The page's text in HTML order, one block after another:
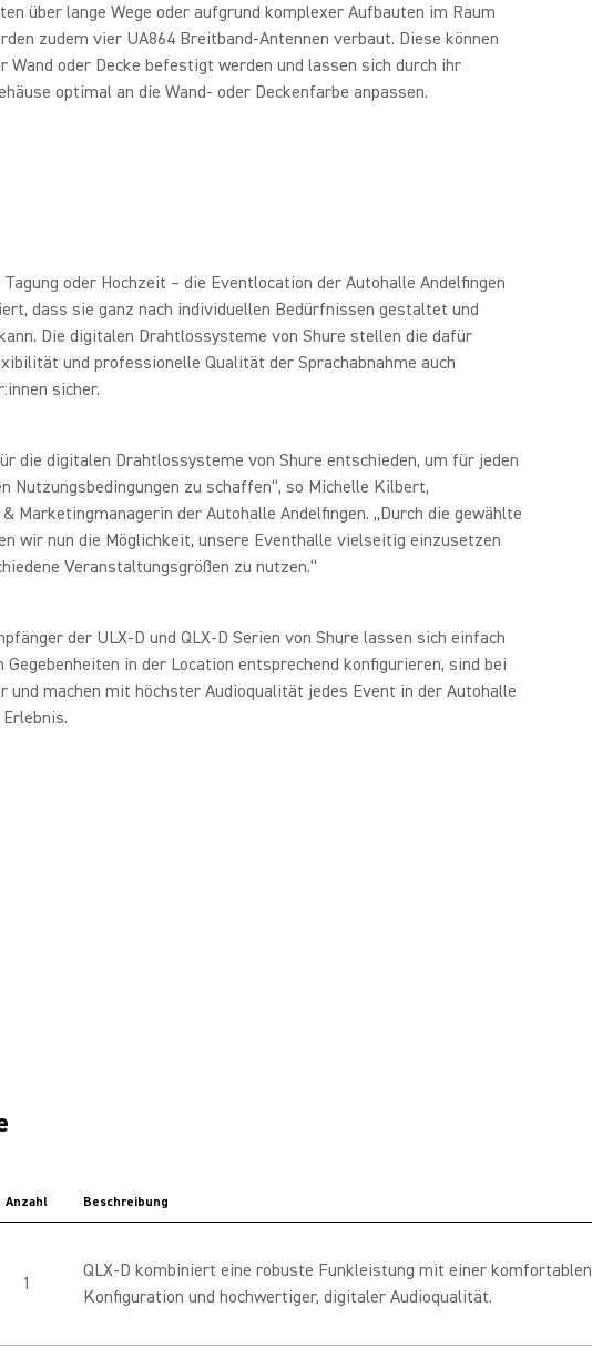
über lange Wege oder aufgrund komplexer Aufbauten im Raum
zudem vier UA864 Breitband-Antennen verbaut. Diese können
Wand oder Decke befestigt werden und lassen sich durch ihr
optimal an die Wand- oder Deckenfarbe anpassen.
oder Hochzeit – die Eventlocation der Autohalle Andelfingen
dass sie ganz nach individuellen Bedürfnissen gestaltet und
Die digitalen Drahtlossysteme von Shure stellen die dafür
und professionelle Qualität der Sprachabnahme auch
sicher.
die digitalen Drahtlossysteme von Shure entschieden, um für jeden
Nutzungsbedingungen zu schaffen“, so Michelle Kilbert,
Marketingmanagerin der Autohalle Andelfingen. „Durch die gewählte
wir nun die Möglichkeit, unsere Eventhalle vielseitig einzusetzen
Veranstaltungsgrößen zu nutzen.“
der ULX-D und QLX-D Serien von Shure lassen sich einfach
Gegebenheiten in der Location entsprechend konfigurieren, sind bei
und machen mit höchster Audioqualität jedes Event in der Autohalle
Anzahl Beschreibung
1
QLX-D kombiniert eine robuste Funkleistung mit einer komfortablen
Konfiguration und hochwertiger, digitaler Audioqualität.